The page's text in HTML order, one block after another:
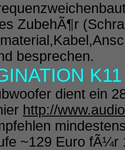
ZubehÃ¶r
besprechen.
dient ein
http://
~129 Euro fÃ¼r